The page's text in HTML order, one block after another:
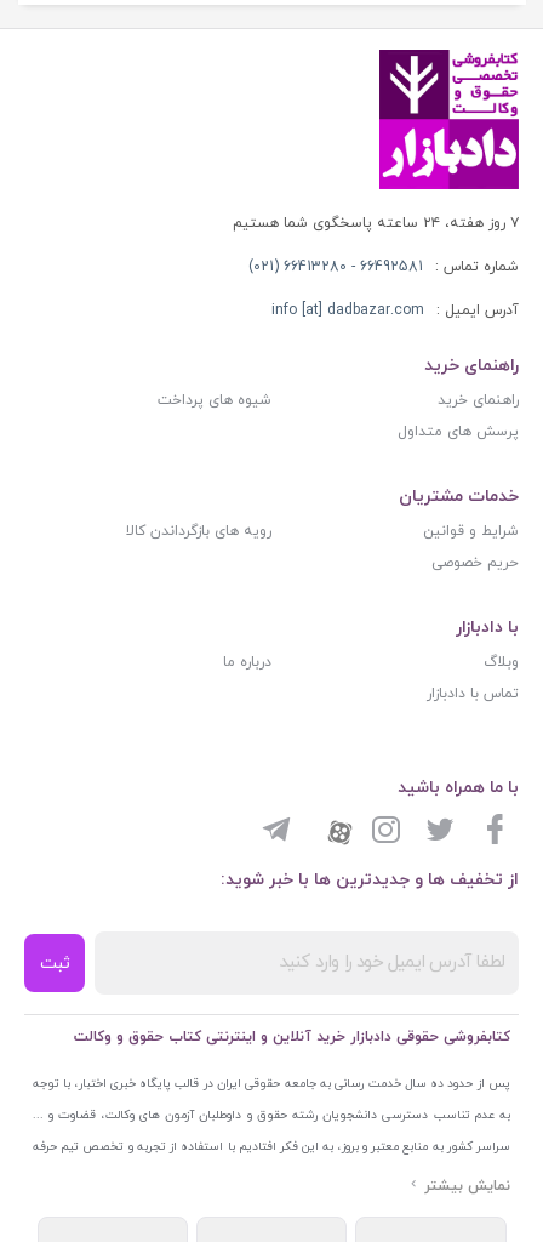
۷ روز هفته، ۲۴ ساعته پاسخگوی شما هستیم
شماره تماس : 66492581 - 66413280 (021)
آدرس ایمیل : info [at] dadbazar.com
راهنمای خرید
راهنمای خرید
شیوه های پرداخت
پرسش های متداول
خدمات مشتریان
شرایط و قوانین
رویه های بازگرداندن کالا
حریم خصوصی
با دادبازار
وبلاگ
درباره ما
تماس با دادبازار
از تخفیف ها و جدیدترین ها با خبر شوید:
ثبت
با ما همراه باشید
کتابفروشی حقوقی دادبازار خرید آنلاین و اینترنتی کتاب حقوق و وکالت
پس از حدود ده سال خدمت رسانی به جامعه حقوقی ایران در قالب پایگاه خبری اختبار، با توجه
به عدم تناسب دسترسی دانشجویان رشته حقوق و داوطلبان آزمون های وکالت، قضاوت و ...
سراسر کشور به منابع معتبر و بروز، به این فکر افتادیم با استفاده از تجربه و تخصص تیم حرفه
ای اختبار خدمتی جدید به جامعه حقوقی ایران ارائه کنیم. به این منظور با راه اندازی و تجهیز